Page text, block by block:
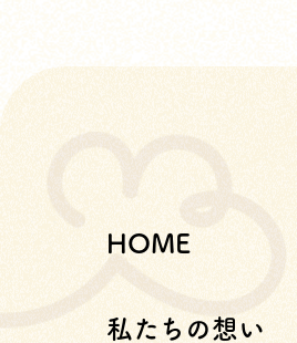
HOME
私たちの想い